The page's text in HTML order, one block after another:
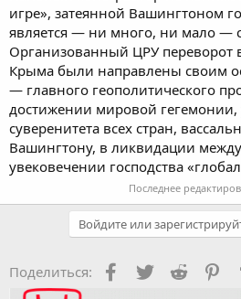
игре», затеянной Вашингтоном
является — ни много, ни мало —
Организованный ЦРУ переворот
Крыма были направлены своим
— главного геополитического
достижении мировой
суверенитета всех стран,
Вашингтону, в ликвидации
увековечении господства
Последнее
Войдите или
Поделиться: Facebook
TwitterReddit